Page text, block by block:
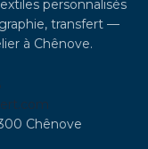
personnalisés
transfert —
à Chênove.
Chênove